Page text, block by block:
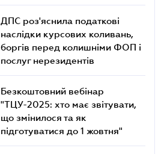
ДПС роз'яснила податкові
наслідки курсових коливань,
боргів перед колишніми ФОП і
послуг нерезидентів
Безкоштовний вебінар
"ТЦУ-2025: хто має звітувати,
що змінилося та як
підготуватися до 1 жовтня"